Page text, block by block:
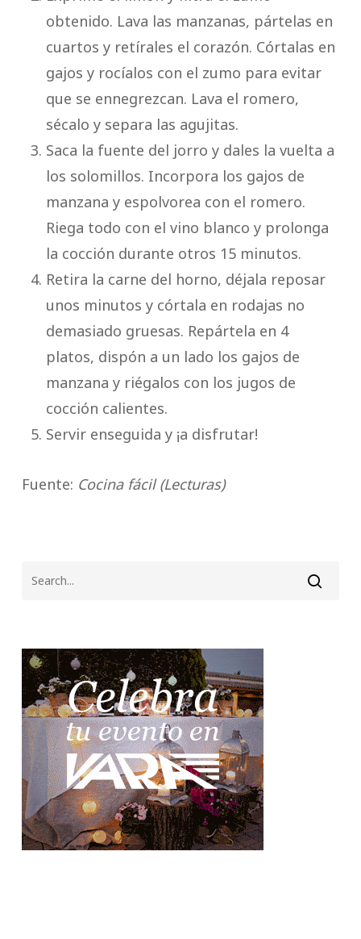
obtenido. Lava las manzanas, pártelas en
cuartos y retírales el corazón. Córtalas en
gajos y rocíalos con el zumo para evitar
que se ennegrezcan. Lava el romero,
sécalo y separa las agujitas.
Saca la fuente del jorro y dales la vuelta a
los solomillos. Incorpora los gajos de
manzana y espolvorea con el romero.
Riega todo con el vino blanco y prolonga
la cocción durante otros 15 minutos.
Retira la carne del horno, déjala reposar
unos minutos y córtala en rodajas no
demasiado gruesas. Repártela en 4
platos, dispón a un lado los gajos de
manzana y riégalos con los jugos de
cocción calientes.
Servir enseguida y ¡a disfrutar!
Fuente: Cocina fácil (Lecturas)